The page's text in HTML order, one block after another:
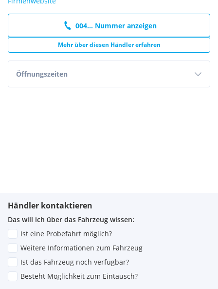
004... Nummer anzeigen
Mehr über diesen Händler erfahren
Öffnungszeiten
Händler kontaktieren
Das will ich über das Fahrzeug wissen:
Ist eine Probefahrt möglich?
Weitere Informationen zum Fahrzeug
Ist das Fahrzeug noch verfügbar?
Besteht Möglichkeit zum Eintausch?